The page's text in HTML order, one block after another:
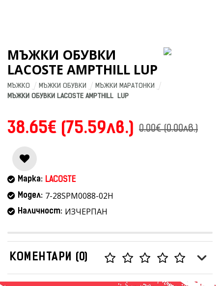
МЪЖКИ ОБУВКИ
LACOSTE AMPTHILL LUP
МЪЖКО МЪЖКИ ОБУВКИ
МЪЖКИ МАРАТОНКИ
МЪЖКИ ОБУВКИ LACOSTE AMPTHILL  LUP
38.65€ (75.59лв.) 0.00€ (0.00лв.)
Марка: LACOSTE
Модел: 7-28SPM0088-02H
Наличност: ИЗЧЕРПАН
КОМЕНТАРИ (0)